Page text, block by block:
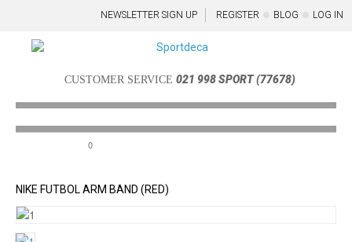
NEWSLETTER SIGN UP REGISTER BLOG LOG IN
CUSTOMER SERVICE 021 998 SPORT (77678)
Menu
0
NIKE FUTBOL ARM BAND (RED)